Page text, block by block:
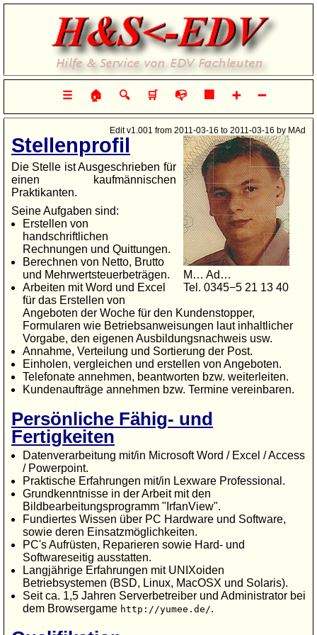
☰ 🏠 🔍 🛒 📭 🏢 ➕ ➖
Edit v1.001 from 2011-03-16 to 2011-03-16 by MAd
M… Ad…
Tel. 0345−5 21 13 40
Stellenprofil
Die Stelle ist Ausgeschrieben für
einen kaufmännischen
Praktikanten.
Seine Aufgaben sind:
Erstellen von
handschriftlichen
Rechnungen und Quittungen.
Berechnen von Netto, Brutto
und Mehrwertsteuerbeträgen.
Arbeiten mit Word und Excel
für das Erstellen von
Angeboten der Woche für den Kundenstopper,
Formularen wie Betriebsanweisungen laut inhaltlicher
Vorgabe, den eigenen Ausbildungsnachweis usw.
Annahme, Verteilung und Sortierung der Post.
Einholen, vergleichen und erstellen von Angeboten.
Telefonate annehmen, beantworten bzw. weiterleiten.
Kundenaufträge annehmen bzw. Termine vereinbaren.
Persönliche Fähig- und
Fertigkeiten
Datenverarbeitung mit/in Microsoft Word / Excel / Access
/ Powerpoint.
Praktische Erfahrungen mit/in Lexware Professional.
Grundkenntnisse in der Arbeit mit den
Bildbearbeitungsprogramm "IrfanView".
Fundiertes Wissen über PC Hardware und Software,
sowie deren Einsatzmöglichkeiten.
PC's Aufrüsten, Reparieren sowie Hard- und
Softwareseitig ausstatten.
Langjährige Erfahrungen mit UNIXoiden
Betriebsystemen (BSD, Linux, MacOSX und Solaris).
Seit ca. 1,5 Jahren Serverbetreiber und Administrator bei
dem Browsergame http://yumee.de/.